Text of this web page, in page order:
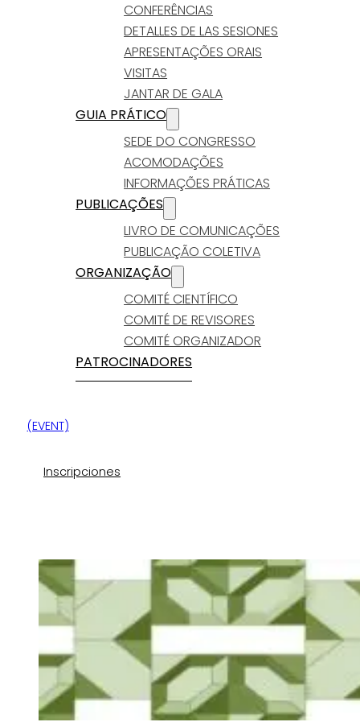
CONFERÊNCIAS
DETALLES DE LAS SESIONES
APRESENTAÇÕES ORAIS
VISITAS
JANTAR DE GALA
GUIA PRÁTICO
SEDE DO CONGRESSO
ACOMODAÇÕES
INFORMAÇÕES PRÁTICAS
PUBLICAÇÕES
LIVRO DE COMUNICAÇÕES
PUBLICAÇÃO COLETIVA
ORGANIZAÇÃO
COMITÉ CIENTÍFICO
COMITÉ DE REVISORES
COMITÉ ORGANIZADOR
PATROCINADORES
(EVENT)
Inscripciones